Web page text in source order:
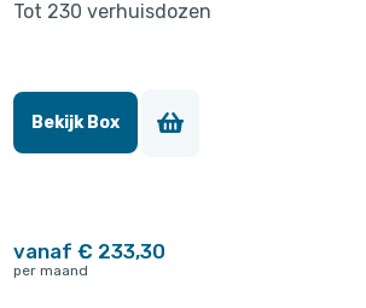
Tot 230 verhuisdozen
Bekijk Box
vanaf € 233,30
per maand